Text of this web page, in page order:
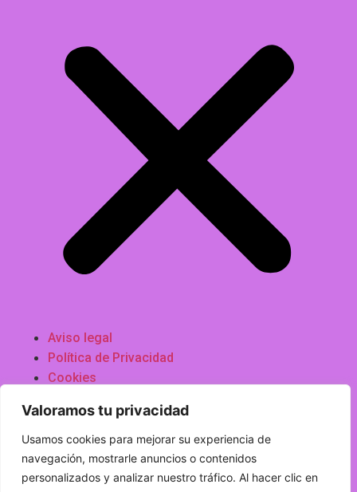
Valoramos tu privacidad
Usamos cookies para mejorar su experiencia de
navegación, mostrarle anuncios o contenidos
personalizados y analizar nuestro tráfico. Al hacer clic en
Aviso legal
Política de Privacidad
Cookies
Contacto
C/ Doctor Ochoa, 7 14500 Puente Genil Córdoba
685 53 06 02